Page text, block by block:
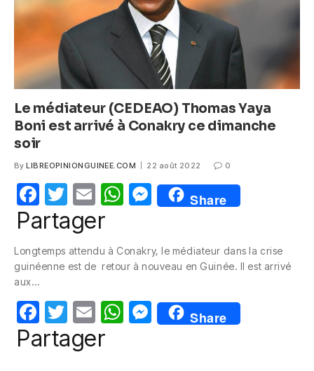
Le médiateur (CEDEAO) Thomas Yaya
Boni est arrivé à Conakry ce dimanche
soir
By LIBREOPINIONGUINEE.COM 22 août 2022 0
F
a
e
o
o
k
T
w
itt
er
E
m
W
s
p
p
M
e
e
g
er
Share
Partager
Longtemps attendu à Conakry, le médiateur dans la crise
guinéenne est de retour à nouveau en Guinée. Il est arrivé
aux…
F
a
T
w
itt
E
m
W M
e
Share
Partager